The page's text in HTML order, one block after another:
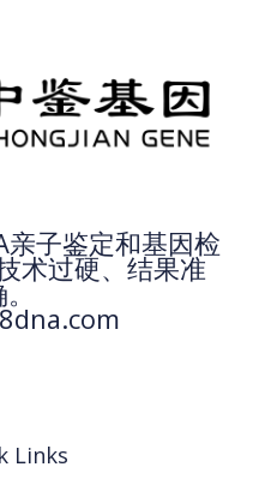
子鉴定和基因检
术过硬、结果准
。
Links